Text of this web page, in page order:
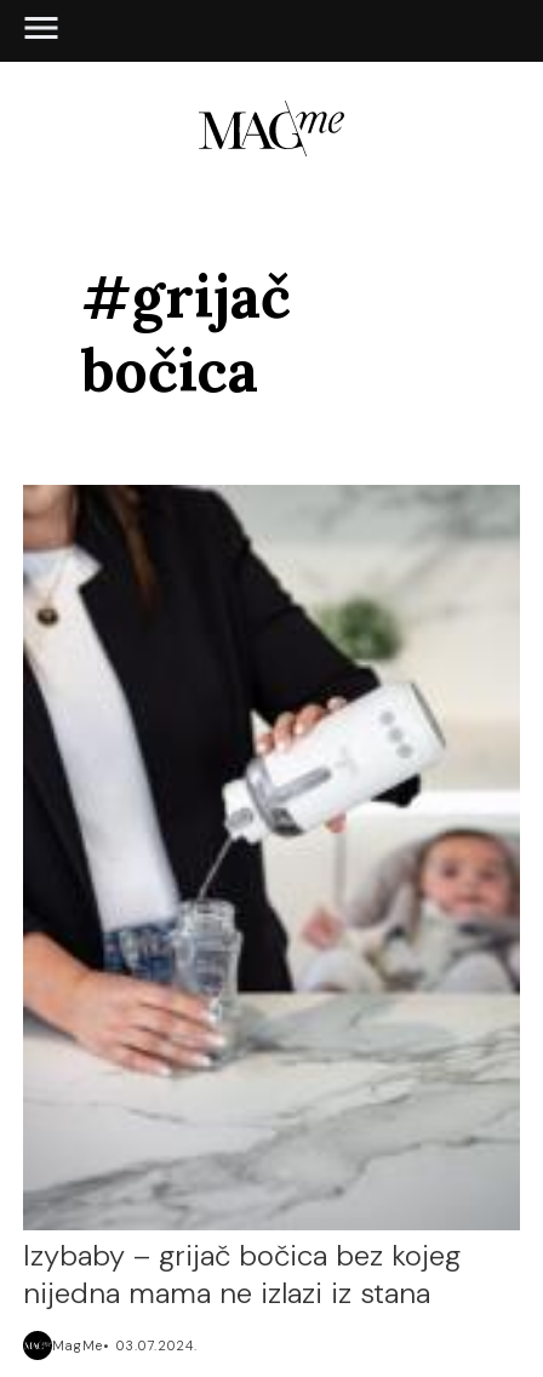
#grijač
bočica
Izybaby – grijač bočica bez kojeg
nijedna mama ne izlazi iz stana
MagMe 03.07.2024.